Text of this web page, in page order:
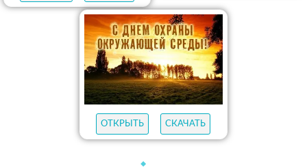
ОТКРЫТЬ СКАЧАТЬ